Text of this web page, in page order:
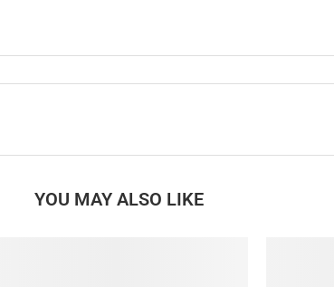
YOU MAY ALSO LIKE